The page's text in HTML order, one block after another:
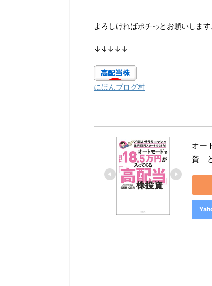
よろしければポチっとお願いします
↓↓↓↓↓
にほんブログ村
オー
資　